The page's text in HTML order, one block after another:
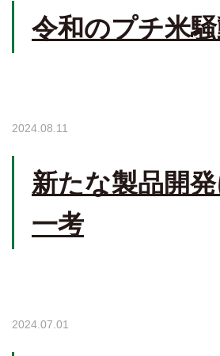
令和のプチ米
2024.08.11
新たな製品開
一考
2024.07.01